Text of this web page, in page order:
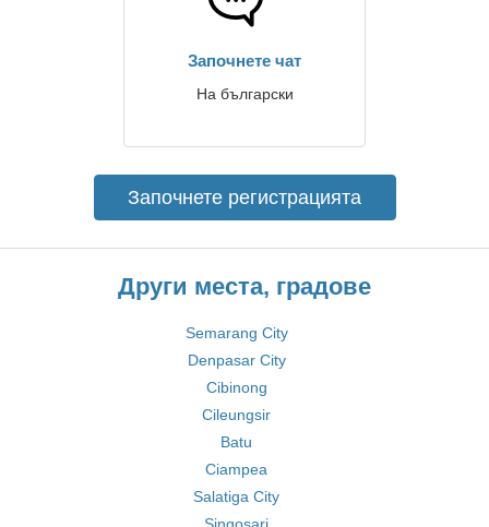
Започнете чат
На български
Започнете регистрацията
Други места, градове
Semarang City
Denpasar City
Cibinong
Cileungsir
Batu
Ciampea
Salatiga City